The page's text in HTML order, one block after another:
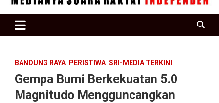
SRI Media news
BANDUNG RAYA PERISTIWA SRI-MEDIA TERKINI
Gempa Bumi Berkekuatan 5.0
Magnitudo Mengguncangkan